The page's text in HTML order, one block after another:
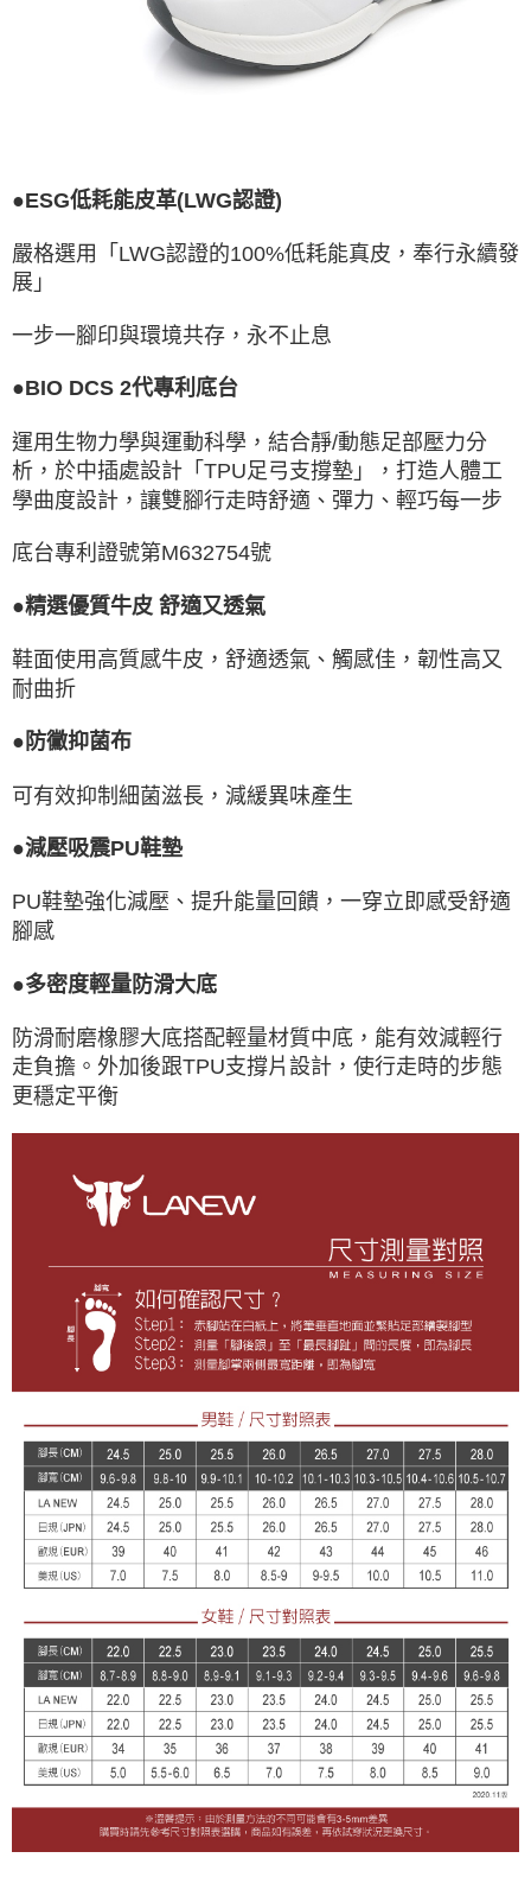
●ESG低耗能皮革(LWG認證)
嚴格選用「LWG認證的100%低耗能真皮，奉行永續發
展」
一步一腳印與環境共存，永不止息
●BIO DCS 2代專利底台
運用生物力學與運動科學，結合靜/動態足部壓力分
析，於中插處設計「TPU足弓支撐墊」，打造人體工
學曲度設計，讓雙腳行走時舒適、彈力、輕巧每一步
底台專利證號第M632754號
●精選優質牛皮 舒適又透氣
鞋面使用高質感牛皮，舒適透氣、觸感佳，韌性高又
耐曲折
●防黴抑菌布
可有效抑制細菌滋長，減緩異味產生
●減壓吸震PU鞋墊
PU鞋墊強化減壓、提升能量回饋，一穿立即感受舒適
腳感
●多密度輕量防滑大底
防滑耐磨橡膠大底搭配輕量材質中底，能有效減輕行
走負擔。外加後跟TPU支撐片設計，使行走時的步態
更穩定平衡